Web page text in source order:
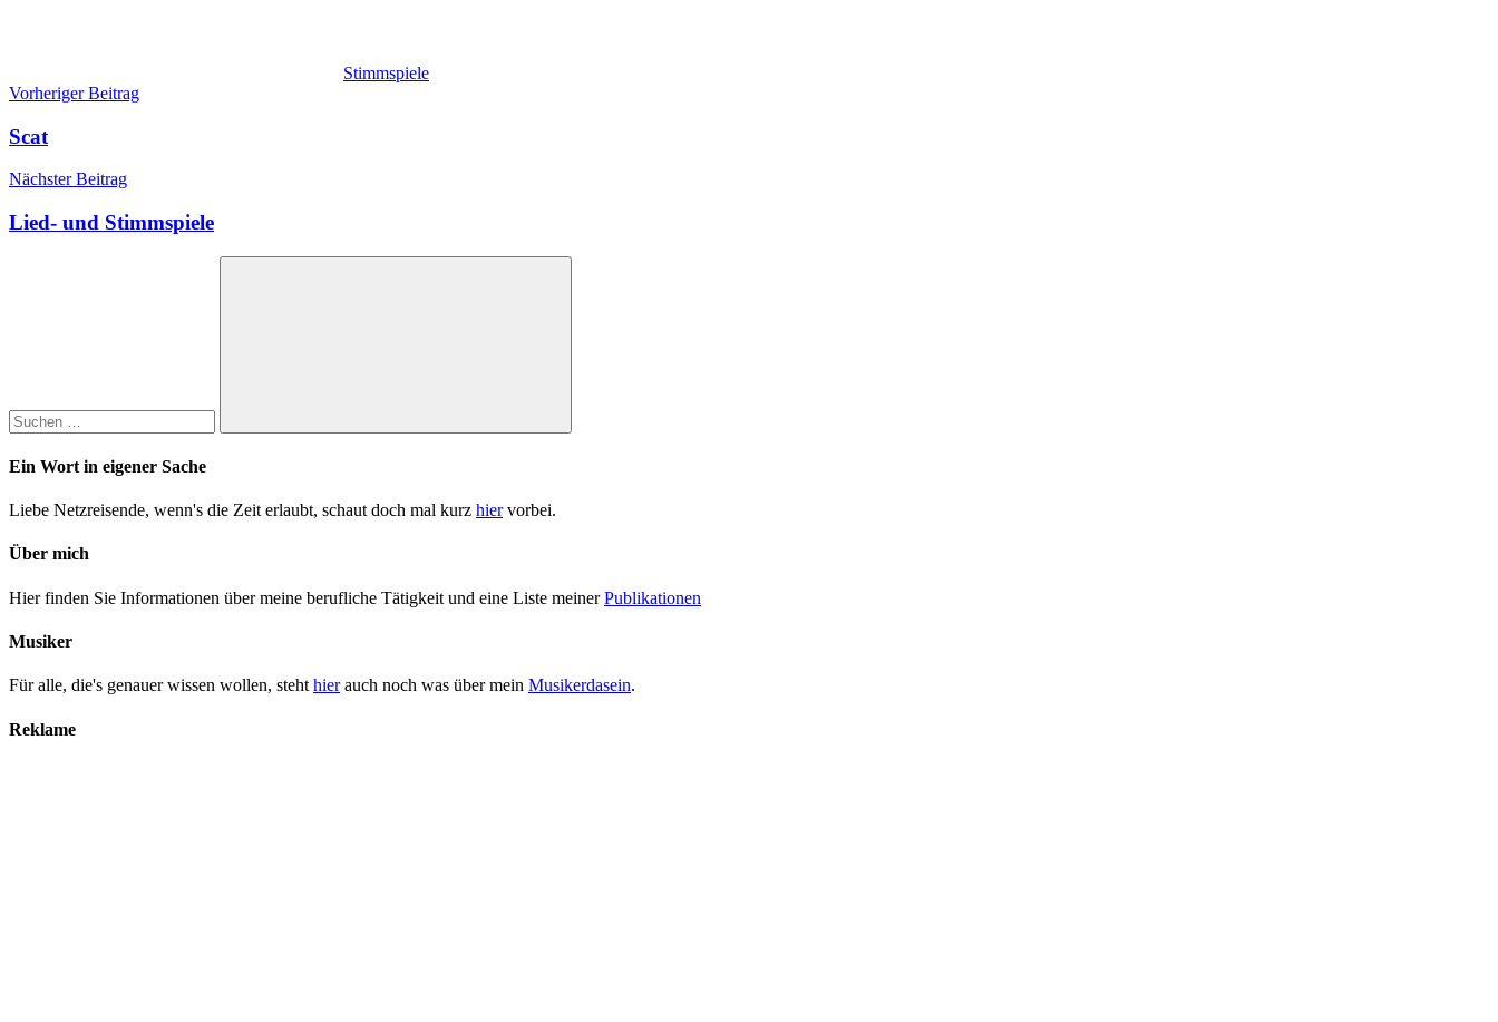
Stimmspiele
Beitragsnavigation
Vorheriger Beitrag
Scat
Nächster Beitrag
Lied- und Stimmspiele
Suchen
Ein Wort in eigener Sache
Liebe Netzreisende, wenn's die Zeit erlaubt, schaut doch mal kurz hiervorbei.
Über mich
Hier finden Sie Informationen über meine berufliche Tätigkeit und eine Liste meinerPublikationen
Musiker
Für alle, die's genauer wissen wollen, steht hierauch noch was über mein Musikerdasein.
Reklame